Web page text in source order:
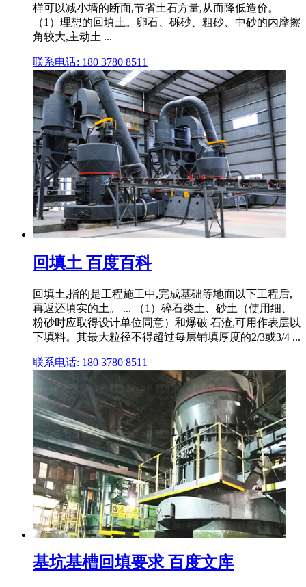
样可以减小墙的断面,节省土石方量,从而降低造价。
（1）理想的回填土。卵石、砾砂、粗砂、中砂的内摩擦
角较大,主动土 ...
联系电话: 180 3780 8511
回填土 百度百科
回填土,指的是工程施工中,完成基础等地面以下工程后,
再返还填实的土。 ... （1）碎石类土、砂土（使用细、
粉砂时应取得设计单位同意）和爆破 石渣,可用作表层以
下填料。其最大粒径不得超过每层铺填厚度的2/3或3/4 ...
联系电话: 180 3780 8511
基坑基槽回填要求 百度文库